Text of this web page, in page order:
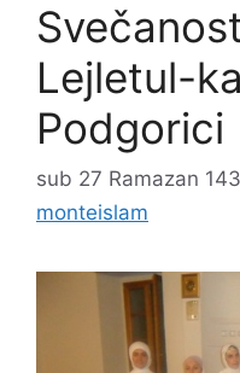
Lejletul-
Podgorici
sub 27 Ramazan
monteislam